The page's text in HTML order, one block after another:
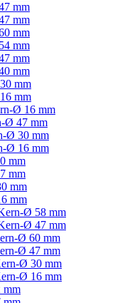
mm
mm
mm
mm
mm
mm
mm
mm
Ø 16 mm
Ø 47 mm
Ø 30 mm
Ø 16 mm
mm
mm
mm
mm
Ø 58 mm
Ø 47 mm
Ø 60 mm
Ø 47 mm
Ø 30 mm
Ø 16 mm
mm